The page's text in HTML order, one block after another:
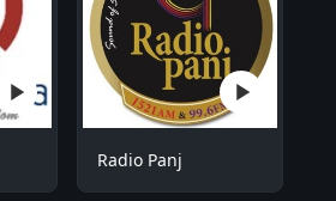
Radio Panj